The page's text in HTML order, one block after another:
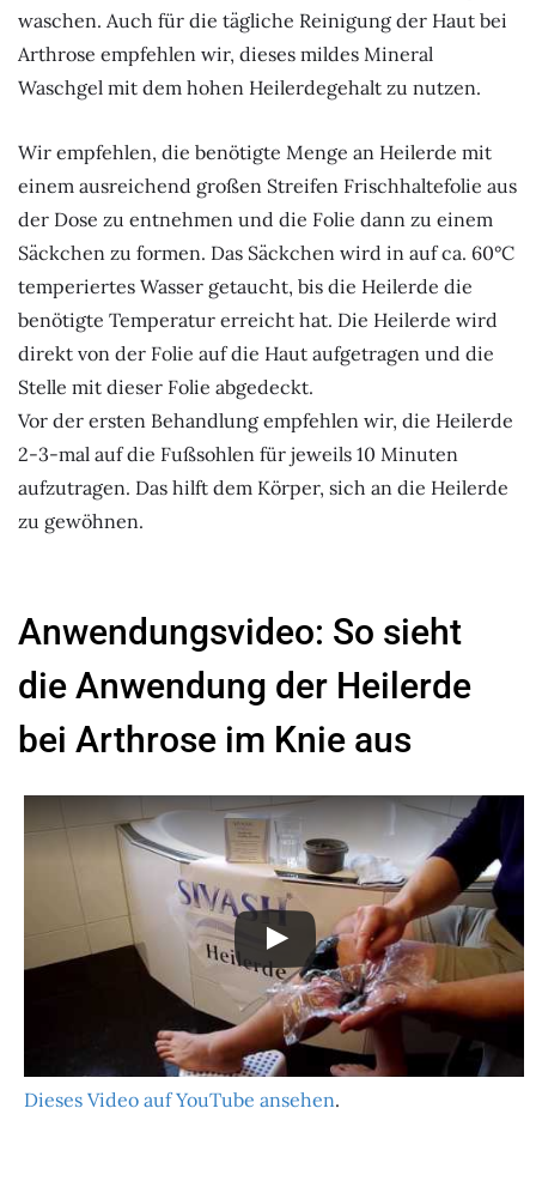
waschen. Auch für die tägliche Reinigung der Haut bei
Arthrose empfehlen wir, dieses mildes Mineral
Waschgel mit dem hohen Heilerdegehalt zu nutzen.
Wir empfehlen, die benötigte Menge an Heilerde mit
einem ausreichend großen Streifen Frischhaltefolie aus
der Dose zu entnehmen und die Folie dann zu einem
Säckchen zu formen. Das Säckchen wird in auf ca. 60°C
temperiertes Wasser getaucht, bis die Heilerde die
benötigte Temperatur erreicht hat. Die Heilerde wird
direkt von der Folie auf die Haut aufgetragen und die
Stelle mit dieser Folie abgedeckt.
Vor der ersten Behandlung empfehlen wir, die Heilerde
2-3-mal auf die Fußsohlen für jeweils 10 Minuten
aufzutragen. Das hilft dem Körper, sich an die Heilerde
zu gewöhnen.
Anwendungsvideo: So sieht
die Anwendung der Heilerde
bei Arthrose im Knie aus
Dieses Video auf YouTube ansehen.